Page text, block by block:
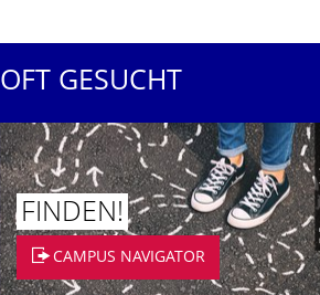
OFT GESUCHT
©
FINDEN!
CAMPUS NAVIGATOR